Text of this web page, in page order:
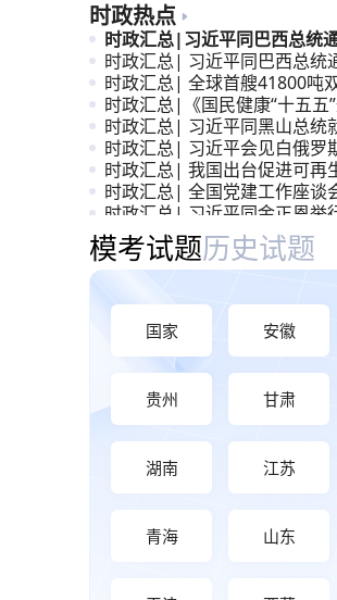
时政热点
时政汇总|习近平同巴西总统
时政汇总| 习近平同巴西总统
时政汇总| 全球首艘41800吨
交付
时政汇总|《国民健康“十五五”
时政汇总| 习近平同黑山总统
周年互致贺电
时政汇总| 习近平会见白俄罗
时政汇总| 我国出台促进可再
时政汇总| 全国党建工作座谈
时政汇总| 习近平同金正恩举
时政汇总| 《前瞻布局和发展
模考大赛与历年真题
模考试题历史试题
国家 安徽
贵州 甘肃
湖南 江苏
青海 山东